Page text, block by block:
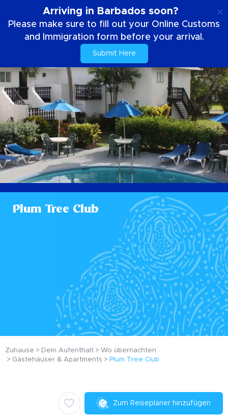
Arriving in Barbados soon?
Please make sure to fill out your Online Customs
and Immigration form before your arrival.
Submit Here
Plum Tree Club
Zuhause Dein Aufenthalt
Wo übernachten
Gästehäuser & Apartments
Plum Tree Club
Zum Reiseplaner hinzufügen